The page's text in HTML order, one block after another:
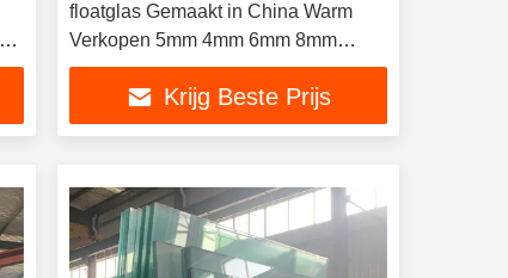
floatglas Gemaakt in China Warm
Verkopen 5mm 4mm 6mm 8mm
10mm 12mm 15mm 19mm Gekleurd
Grijs glas 3-10mm Donker Goed Prijs
Krijg Beste Prijs